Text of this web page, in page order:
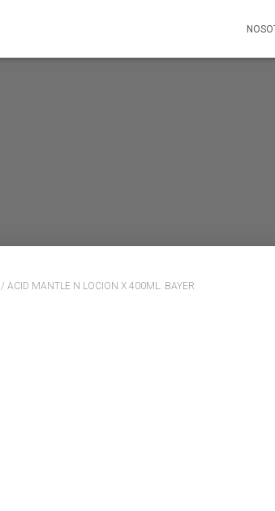
/ ACID MANTLE N LOCION X 400ML. BAYER